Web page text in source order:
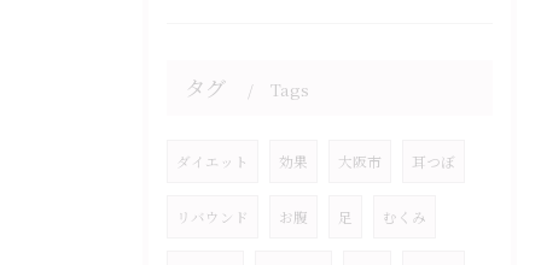
タグ Tags
ダイエット 効果 大阪市 耳つぼ
リバウンド お腹 足 むくみ